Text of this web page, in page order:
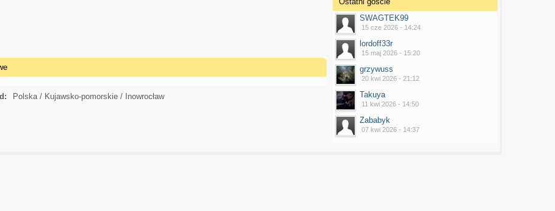
Polska / Kujawsko-pomorskie / Inowrocław
SWAGTEK99
15 cze 2026 - 14:24
lordoff33r
15 maj 2026 - 15:20
grzywuss
20 kwi 2026 - 21:12
Takuya
11 kwi 2026 - 14:50
Zababyk
07 kwi 2026 - 14:37